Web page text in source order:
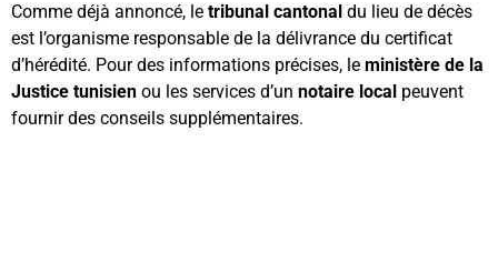
Comme déjà annoncé, le tribunal cantonal du lieu de décès
est l’organisme responsable de la délivrance du certificat
d’hérédité. Pour des informations précises, le ministère de la
Justice tunisien ou les services d’un notaire local peuvent
fournir des conseils supplémentaires.